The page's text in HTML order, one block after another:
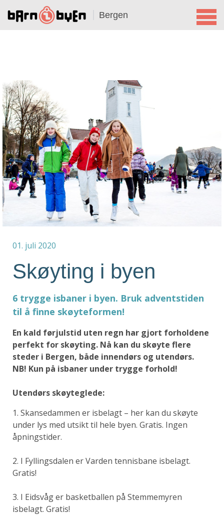
Bergen
01. juli 2020
Skøyting i byen
6 trygge isbaner i byen. Bruk adventstiden
til å finne skøyteformen!
En kald førjulstid uten regn har gjort forholdene
perfekt for skøyting. Nå kan du skøyte flere
steder i Bergen, både innendørs og utendørs.
NB! Kun på isbaner under trygge forhold!
Utendørs skøyteglede:
1. Skansedammen er isbelagt – her kan du skøyte
under lys med utsikt til hele byen. Gratis. Ingen
åpningstider.
2. I Fyllingsdalen er Varden tennisbane isbelagt.
Gratis!
3. I Eidsvåg er basketballen på Stemmemyren
isbelagt. Gratis!